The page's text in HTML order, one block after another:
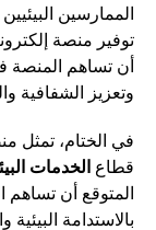
الممارسين
توفير منصة
أن تساهم المنصة
وتعزيز الشفافية
في الختام، تمثل
قطاع الخدمات
بالاستدامة